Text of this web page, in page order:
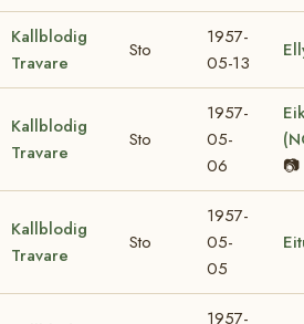
Kallblodig
Travare
Sto
1957-
05-13
Kallblodig
Travare
Sto
1957-
05-
06
📷
Kallblodig
Travare
Sto
1957-
05-
05
1957-